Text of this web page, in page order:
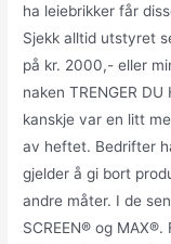
ha leiebrikker får
Sjekk alltid utstyret
på kr. 2000,- eller
naken TRENGER
kanskje var en litt
av heftet. Bedrifter
gjelder å gi bort
andre måter. I de
SCREEN® og